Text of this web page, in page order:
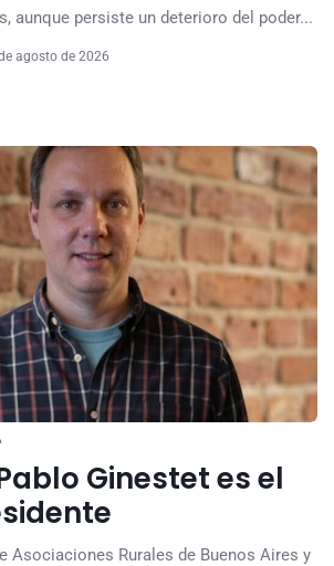
aunque persiste un deterioro del poder...
agosto de 2026
Ginestet es el
Asociaciones Rurales de Buenos Aires y